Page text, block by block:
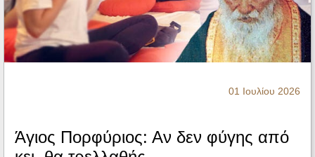
Ηχητικά
01 Ιουλίου 2026
Άγιος Πορφύριος: Αν δεν φύγης από